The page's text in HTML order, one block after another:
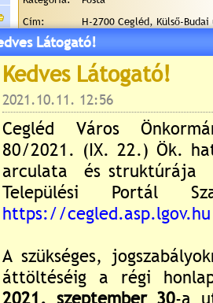
Cím:
H-2700 Cegléd, Külső-
Telefon:
(+36 53) 310-009
Cegléd Vasútállomás Kirendeltség
Település:
Cegléd
Kategória:
Posta
Cím:
H-2700 Cegléd, Kölcsey tér
Telefon:
(+36 53) 310-436
Látogató!